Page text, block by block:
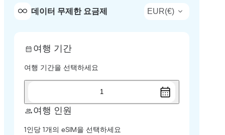
데이터 무제한 요금제 EUR(€)
여행 기간
여행 기간을 선택하세요
1
여행 인원
1인당 1개의 eSIM을 선택하세요